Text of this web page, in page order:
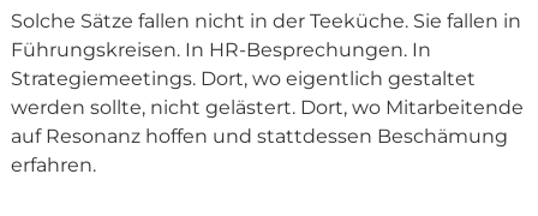
Solche Sätze fallen nicht in der Teeküche. Sie fallen in
Führungskreisen. In HR-Besprechungen. In
Strategiemeetings. Dort, wo eigentlich gestaltet
werden sollte, nicht gelästert. Dort, wo Mitarbeitende
auf Resonanz hoffen und stattdessen Beschämung
erfahren.